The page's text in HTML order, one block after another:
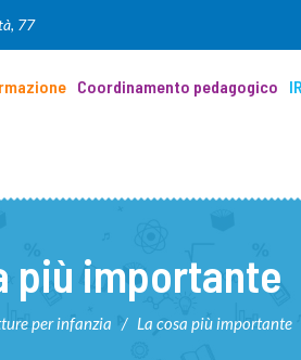
77
Coordinamento pedagogico
più importante
per infanzia / La cosa più importante